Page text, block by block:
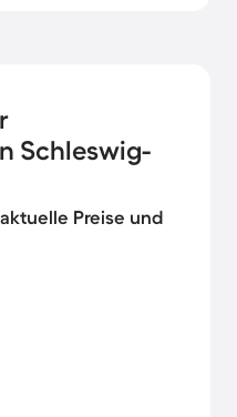
Schleswig-
Preise und